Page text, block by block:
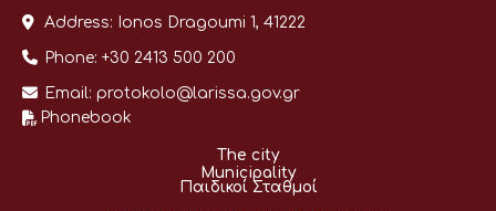
Address: Ionos Dragoumi 1, 41222
Phone: +30 2413 500 200
Email: protokolo@larissa.gov.gr
Phonebook
The city
Municipality
Παιδικοί Σταθμοί